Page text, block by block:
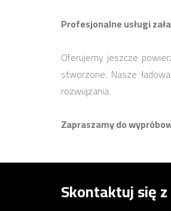
Profesjonalne usługi
Oferujemy jeszcze
stworzone. Nasze
rozwiązania.
Zapraszamy do
Skontaktuj się